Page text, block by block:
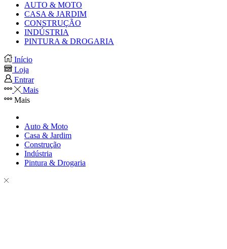
AUTO & MOTO
CASA & JARDIM
CONSTRUÇÃO
INDÚSTRIA
PINTURA & DROGARIA
Início
Loja
Entrar
Mais
Mais
Auto & Moto
Casa & Jardim
Construção
Indústria
Pintura & Drogaria